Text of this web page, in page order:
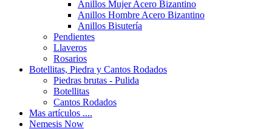
Anillos Mujer Acero Bizantino
Anillos Hombre Acero Bizantino
Anillos Bisutería
Pendientes
Llaveros
Rosarios
Botellitas, Piedra y Cantos Rodados
Piedras brutas - Pulida
Botellitas
Cantos Rodados
Mas artículos ....
Nemesis Now